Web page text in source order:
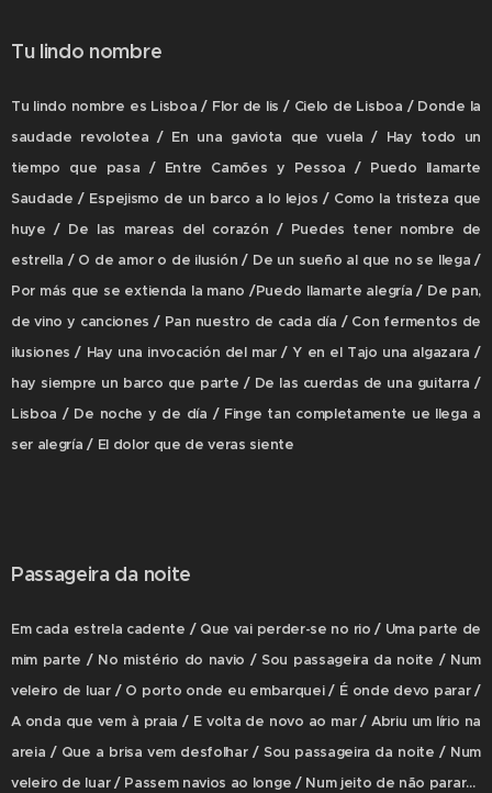
Tu lindo nombre
Tu lindo nombre es Lisboa / Flor de lis / Cielo de Lisboa / Donde la
saudade revolotea / En una gaviota que vuela / Hay todo un
tiempo que pasa / Entre Camões y Pessoa / Puedo llamarte
Saudade / Espejismo de un barco a lo lejos / Como la tristeza que
huye / De las mareas del corazón / Puedes tener nombre de
estrella / O de amor o de ilusión / De un sueño al que no se llega /
Por más que se extienda la mano /Puedo llamarte alegría / De pan,
de vino y canciones / Pan nuestro de cada día / Con fermentos de
ilusiones / Hay una invocación del mar / Y en el Tajo una algazara /
hay siempre un barco que parte / De las cuerdas de una guitarra /
Lisboa / De noche y de día / Finge tan completamente ue llega a
ser alegría / El dolor que de veras siente
Passageira da noite
Em cada estrela cadente / Que vai perder-se no rio / Uma parte de
mim parte / No mistério do navio / Sou passageira da noite / Num
veleiro de luar / O porto onde eu embarquei / É onde devo parar /
A onda que vem à praia / E volta de novo ao mar / Abriu um lírio na
areia / Que a brisa vem desfolhar / Sou passageira da noite / Num
veleiro de luar / Passem navios ao longe / Num jeito de não parar...